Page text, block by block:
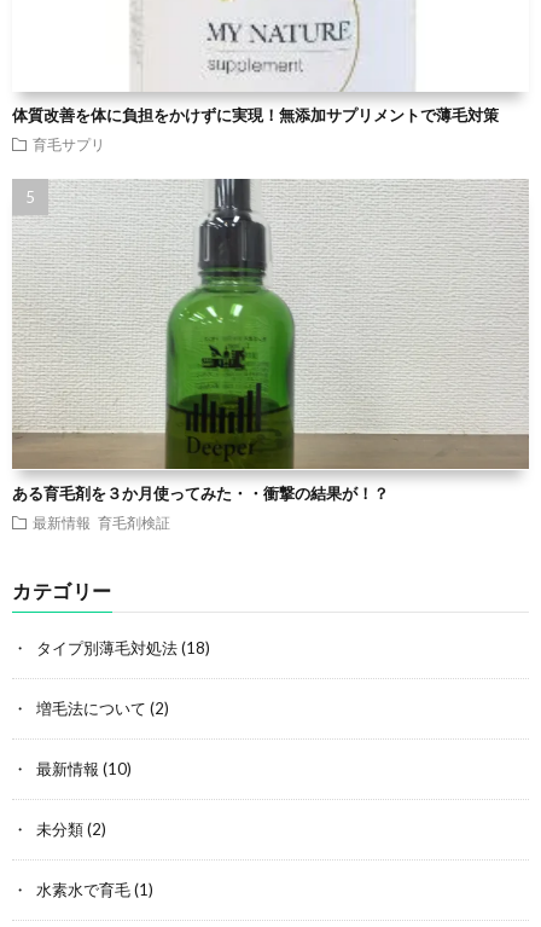
体質改善を体に負担をかけずに実現！無添加サプリメントで薄毛対策
育毛サプリ
ある育毛剤を３か月使ってみた・・衝撃の結果が！？
最新情報 育毛剤検証
カテゴリー
タイプ別薄毛対処法(18)
増毛法について (2)
最新情報 (10)
未分類(2)
水素水で育毛(1)